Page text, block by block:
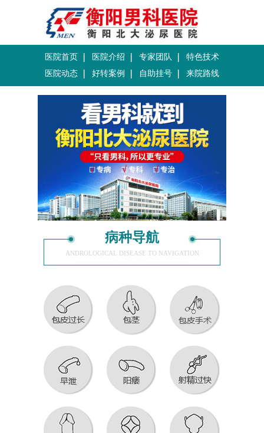
医院首页 医院介绍 专家团队
特色技术
医院动态
好转案例 自助挂号 来院路线
病种导航
ANDROLOGICAL DISEASE TO NAVIGATION